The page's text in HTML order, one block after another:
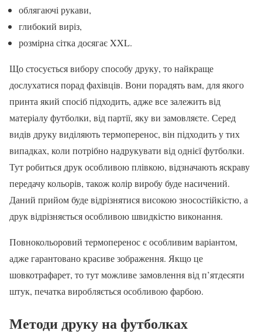
облягаючі рукави,
глибокий виріз,
розмірна сітка досягає XXL.
Що стосується вибору способу друку, то найкраще
дослухатися порад фахівців. Вони порадять вам, для якого
принта який спосіб підходить, адже все залежить від
матеріалу футболки, від партії, яку ви замовляєте. Серед
видів друку виділяють термоперенос, він підходить у тих
випадках, коли потрібно надрукувати від однієї футболки.
Тут робиться друк особливою плівкою, відзначають яскраву
передачу кольорів, також колір виробу буде насичений.
Даний прийом буде відрізнятися високою зносостійкістю, а
друк відрізняється особливою швидкістю виконання.
Повнокольоровий термоперенос є особливим варіантом,
адже гарантовано красиве зображення. Якщо це
шовкотрафарет, то тут можливе замовлення від п’ятдесяти
штук, печатка виробляється особливою фарбою.
Методи друку на футболках